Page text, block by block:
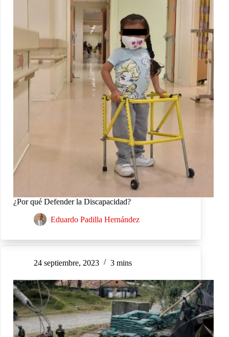
¿Por qué Defender la Discapacidad?
Eduardo Padilla Hernández
24 septiembre, 2023 3 mins